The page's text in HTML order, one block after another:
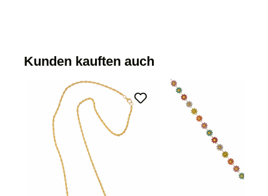
Kunden kauften auch